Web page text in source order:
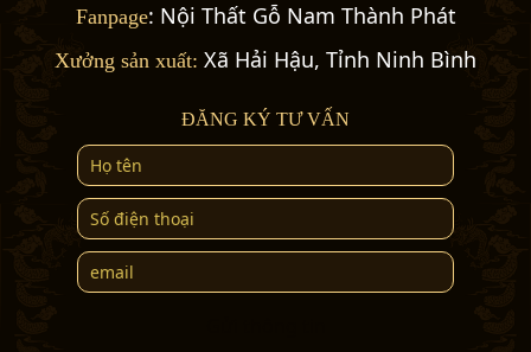
Fanpage: Nội Thất Gỗ Nam Thành Phát
Xưởng sản xuất: Xã Hải Hậu, Tỉnh Ninh Bình
ĐĂNG KÝ TƯ VẤN